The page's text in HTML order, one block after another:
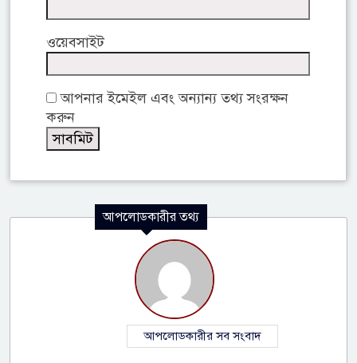
ওয়েবসাইট
আপনার ইমেইল এবং অন্যান্য তথ্য সংরক্ষন
করুন
আপলোডকারীর তথ্য
আপলোডকারীর সব সংবাদ